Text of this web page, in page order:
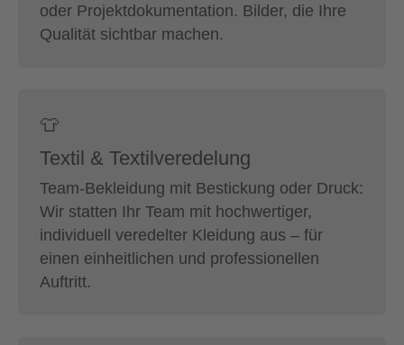
oder Projektdokumentation. Bilder, die Ihre
Qualität sichtbar machen.
👕
Textil & Textilveredelung
Team-Bekleidung mit Bestickung oder Druck:
Wir statten Ihr Team mit hochwertiger,
individuell veredelter Kleidung aus – für
einen einheitlichen und professionellen
Auftritt.